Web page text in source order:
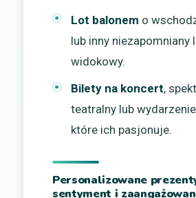
Lot balonem o
lub inny niezapomniany
widokowy.
Bilety na koncert,
teatralny lub
które ich pasjonuje.
Personalizowane
sentyment i